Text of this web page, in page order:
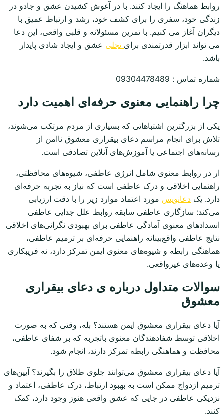
روابط هماهنگ را ایجاد کنند. با در آغوش کشیدن عشق و جادو در
زندگی خود، سفری را برای کشف خود، رشد و ارتباط عمیق با
دیگران آغاز می کنیم. با تمرین مسئولانه و قلبی واقعی، این دعا
می تواند ابزار قدرتمندی برای تجلی عشق و ایجاد شادی پایدار
باشد.
شماره تماس : 09304478489
چرا راهنمایی معنوی حرفه‌ای اهمیت دارد
یکی از بزرگترین اشتباهاتی که بسیاری از مردم مرتکب می‌شوند،
تلاش برای انجام مراسم دعای بیقراری معشوق ناامن از
رسانه‌های اجتماعی یا آموزش‌های آنلاین تصادفی است.
ار در روابط معنوی شامل انرژی عاطفی، شیوه‌های محافظتی،
راهنمایی اخلاقی و درک عاطفی است که نیاز به تجربه حرفه‌ای
دارد. یک دعانویس مورد اعتماد موارد زیر را با دقت ارزیابی
می‌کند: سازگاری عاطفی سابقه روابط علل جدایی عاطفی
انسدادهای معنوی آمادگی عاطفی برای بهبودی نگرانی‌های اخلاقی
نتایج عاطفی واقع‌بینانه راهنمایی حرفه‌ای بر ترمیم عاطفی،
هماهنگی رابطه و شیوه‌های معنوی ایمن تمرکز دارد، نه فریبکاری
یا وعده‌های غیرواقعی.
سوالات متداول درباره ی دعای بیقراری
معشوق
آیا دعای بیقراری معشوق ایمن هستند؟ بله، وقتی که به صورت
اخلاقی توسط شفادهندگان معنوی باتجربه که بر شفای عاطفی،
محافظت و هماهنگی رابطه تمرکز دارند، انجام شود.
آیا دعای بیقراری معشوق می‌توانند جلوی طلاق را بگیرند؟ آیین‌های
ترمیم ازدواج ممکن است به بهبود ارتباط، درک عاطفی، اعتماد و
نزدیکی عاطفی در جایی که عشق واقعی هنوز وجود دارد، کمک
کنند.